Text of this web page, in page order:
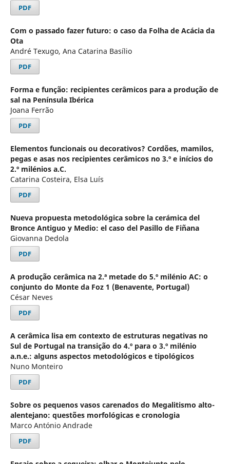
PDF
Com o passado fazer futuro: o caso da Folha de Acácia da
Ota
André Texugo, Ana Catarina Basílio
PDF
Forma e função: recipientes cerâmicos para a produção de
sal na Península Ibérica
Joana Ferrão
PDF
Elementos funcionais ou decorativos? Cordões, mamilos,
pegas e asas nos recipientes cerâmicos no 3.º e inícios do
2.º milénios a.C.
Catarina Costeira, Elsa Luís
PDF
Nueva propuesta metodológica sobre la cerámica del
Bronce Antiguo y Medio: el caso del Pasillo de Fiñana
Giovanna Dedola
PDF
A produção cerâmica na 2.ª metade do 5.º milénio AC: o
conjunto do Monte da Foz 1 (Benavente, Portugal)
César Neves
PDF
A cerâmica lisa em contexto de estruturas negativas no
Sul de Portugal na transição do 4.º para o 3.º milénio
a.n.e.: alguns aspectos metodológicos e tipológicos
Nuno Monteiro
PDF
Sobre os pequenos vasos carenados do Megalitismo alto-
alentejano: questões morfológicas e cronologia
Marco António Andrade
PDF